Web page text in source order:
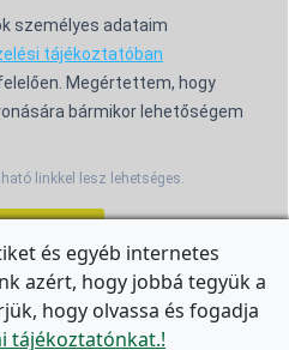
személyes adataim
tájékoztatóban
Megértettem, hogy
bármikor lehetőségem
linkkel lesz lehetséges.
clickHERE.
és egyéb internetes
azért, hogy jobbá tegyük a
hogy olvassa és fogadja
tájékoztatónkat.!